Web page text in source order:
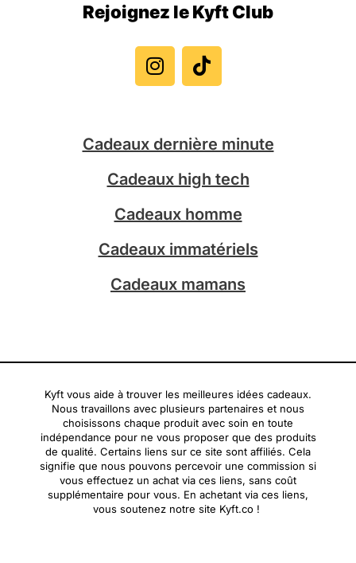
Rejoignez le Kyft Club
n
s
t
r
a
m
i
k
t
Cadeaux dernière minute
Cadeaux high tech
Cadeaux homme
Cadeaux immatériels
Cadeaux mamans
Kyft vous aide à trouver les meilleures idées cadeaux.
Nous travaillons avec plusieurs partenaires et nous
choisissons chaque produit avec soin en toute
indépendance pour ne vous proposer que des produits
de qualité. Certains liens sur ce site sont affiliés. Cela
signifie que nous pouvons percevoir une commission si
vous effectuez un achat via ces liens, sans coût
supplémentaire pour vous. En achetant via ces liens,
vous soutenez notre site Kyft.co !